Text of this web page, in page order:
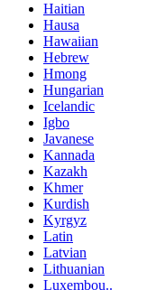
Haitian
Hausa
Hawaiian
Hebrew
Hmong
Hungarian
Icelandic
Igbo
Javanese
Kannada
Kazakh
Khmer
Kurdish
Kyrgyz
Latin
Latvian
Lithuanian
Luxembou..